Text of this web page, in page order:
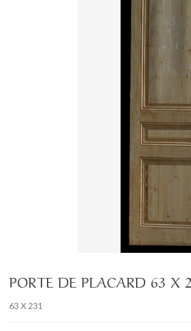
PORTE DE PLACARD 63 X
63 X 231